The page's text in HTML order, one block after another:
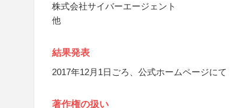
株式会社サイバーエージェント
他
結果発表
2017年12月1日ごろ、公式ホームページにて
著作権の扱い